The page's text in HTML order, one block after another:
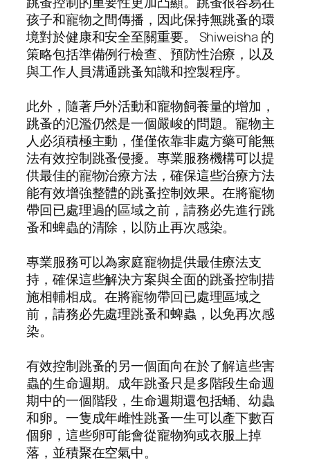
孩子和寵物之間傳播，因此保持無跳蚤的環
境對於健康和安全至關重要。 Shiweisha 的
策略包括準備例行檢查、預防性治療，以及
與工作人員溝通跳蚤知識和控製程序。
此外，隨著戶外活動和寵物飼養量的增加，
跳蚤的氾濫仍然是一個嚴峻的問題。寵物主
人必須積極主動，僅僅依靠非處方藥可能無
法有效控制跳蚤侵擾。專業服務機構可以提
供最佳的寵物治療方法，確保這些治療方法
能有效增強整體的跳蚤控制效果。在將寵物
帶回已處理過的區域之前，請務必先進行跳
蚤和蜱蟲的清除，以防止再次感染。
專業服務可以為家庭寵物提供最佳療法支
持，確保這些解決方案與全面的跳蚤控制措
施相輔相成。在將寵物帶回已處理區域之
前，請務必先處理跳蚤和蜱蟲，以免再次感
染。
有效控制跳蚤的另一個面向在於了解這些害
蟲的生命週期。成年跳蚤只是多階段生命週
期中的一個階段，生命週期還包括蛹、幼蟲
和卵。一隻成年雌性跳蚤一生可以產下數百
個卵，這些卵可能會從寵物狗或衣服上掉
落，並積聚在空氣中。